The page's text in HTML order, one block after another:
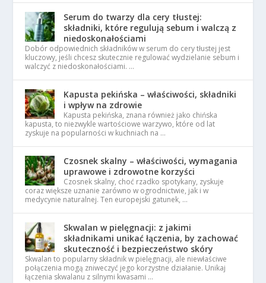
Serum do twarzy dla cery tłustej:
składniki, które regulują sebum i walczą z
niedoskonałościami
Dobór odpowiednich składników w serum do cery tłustej jest
kluczowy, jeśli chcesz skutecznie regulować wydzielanie sebum i
walczyć z niedoskonałościami. …
Kapusta pekińska – właściwości, składniki
i wpływ na zdrowie
Kapusta pekińska, znana również jako chińska
kapusta, to niezwykle wartościowe warzywo, które od lat
zyskuje na popularności w kuchniach na …
Czosnek skalny – właściwości, wymagania
uprawowe i zdrowotne korzyści
Czosnek skalny, choć rzadko spotykany, zyskuje
coraz większe uznanie zarówno w ogrodnictwie, jak i w
medycynie naturalnej. Ten europejski gatunek, …
Skwalan w pielęgnacji: z jakimi
składnikami unikać łączenia, by zachować
skuteczność i bezpieczeństwo skóry
Skwalan to popularny składnik w pielęgnacji, ale niewłaściwe
połączenia mogą zniweczyć jego korzystne działanie. Unikaj
łączenia skwalanu z silnymi kwasami …